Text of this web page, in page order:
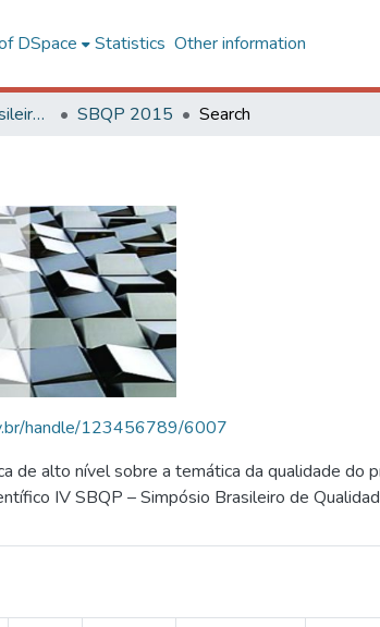
DSpace Statistics Other information
SBQP - Simpósio Brasileiro de Qualidade do Projeto no Ambiente Construído SBQP 2015 Search
handle/123456789/6007
de alto nível sobre a temática da qualidade do
IV SBQP – Simpósio Brasileiro de